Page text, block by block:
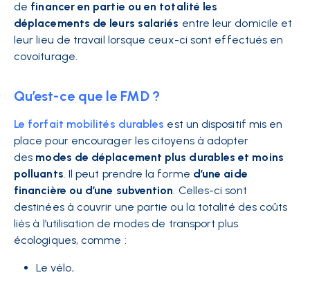
de financer en partie ou en totalité les
déplacements de leurs salariés entre leur domicile et
leur lieu de travail lorsque ceux-ci sont effectués en
covoiturage.
Qu’est-ce que le FMD ?
Le forfait mobilités durables est un dispositif mis en
place pour encourager les citoyens à adopter
des modes de déplacement plus durables et moins
polluants. Il peut prendre la forme d’une aide
financière ou d’une subvention. Celles-ci sont
destinées à couvrir une partie ou la totalité des coûts
liés à l’utilisation de modes de transport plus
écologiques, comme :
Le vélo,